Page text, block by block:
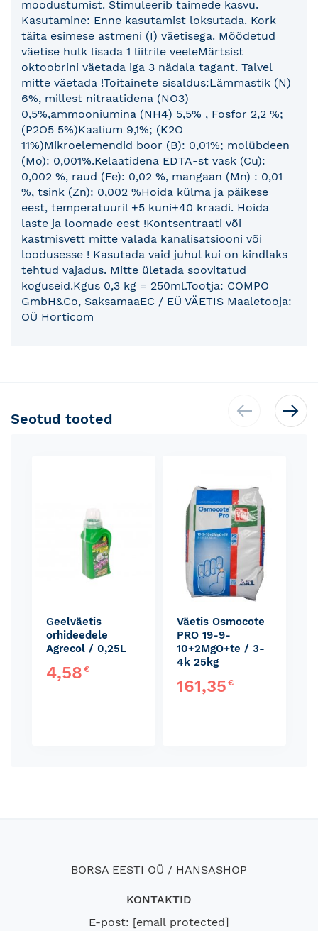
moodustumist. Stimuleerib taimede kasvu.
Kasutamine: Enne kasutamist loksutada. Kork
täita esimese astmeni (I) väetisega. Mõõdetud
väetise hulk lisada 1 liitrile veeleMärtsist
oktoobrini väetada iga 3 nädala tagant. Talvel
mitte väetada !Toitainete sisaldus:Lämmastik (N)
6%, millest nitraatidena (NO3)
0,5%,ammooniumina (NH4) 5,5% , Fosfor 2,2 %;
(P2O5 5%)Kaalium 9,1%; (K2O
11%)Mikroelemendid boor (B): 0,01%; molübdeen
(Mo): 0,001%.Kelaatidena EDTA-st vask (Cu):
0,002 %, raud (Fe): 0,02 %, mangaan (Mn) : 0,01
%, tsink (Zn): 0,002 %Hoida külma ja päikese
eest, temperatuuril +5 kuni+40 kraadi. Hoida
laste ja loomade eest !Kontsentraati või
kastmisvett mitte valada kanalisatsiooni või
loodusesse ! Kasutada vaid juhul kui on kindlaks
tehtud vajadus. Mitte ületada soovitatud
koguseid.Kgus 0,3 kg = 250ml.Tootja: COMPO
GmbH&Co, SaksamaaEC / EÜ VÄETIS Maaletooja:
OÜ Horticom
Seotud tooted
Geelväetis
orhideedele
Agrecol / 0,25L
4,58€
Väetis Osmocote
PRO 19-9-
10+2MgO+te / 3-
4k 25kg
161,35€
BORSA EESTI OÜ / HANSASHOP
KONTAKTID
E-post: [email protected]